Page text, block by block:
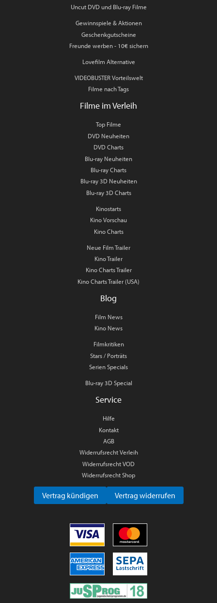
Uncut DVD und Blu-ray Filme
Gewinnspiele & Aktionen
Geschenkgutscheine
Freunde werben - 10€ sichern
Lovefilm Alternative
VIDEOBUSTER Vorteilswelt
Filme nach Tags
Filme im Verleih
Top Filme
DVD Neuheiten
DVD Charts
Blu-ray Neuheiten
Blu-ray Charts
Blu-ray 3D Neuheiten
Blu-ray 3D Charts
Kinostarts
Kino Vorschau
Kino Charts
Neue Film Trailer
Kino Trailer
Kino Charts Trailer
Kino Charts Trailer (USA)
Blog
Film News
Kino News
Filmkritiken
Stars / Porträts
Serien Specials
Blu-ray 3D Special
Service
Hilfe
Kontakt
AGB
Widerrufsrecht Verleih
Widerrufsrecht VOD
Widerrufsrecht Shop
Vertrag kündigen Vertrag widerrufen